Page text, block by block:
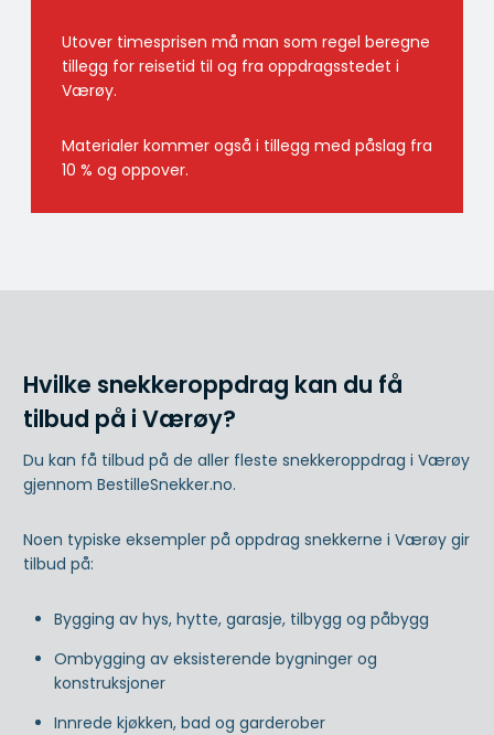
Utover timesprisen må man som regel beregne
tillegg for reisetid til og fra oppdragsstedet i
Værøy.
Materialer kommer også i tillegg med påslag fra
10 % og oppover.
Hvilke snekkeroppdrag kan du få
tilbud på i Værøy?
Du kan få tilbud på de aller fleste snekkeroppdrag i Værøy
gjennom BestilleSnekker.no.
Noen typiske eksempler på oppdrag snekkerne i Værøy gir
tilbud på:
Bygging av hys, hytte, garasje, tilbygg og påbygg
Ombygging av eksisterende bygninger og
konstruksjoner
Innrede kjøkken, bad og garderober